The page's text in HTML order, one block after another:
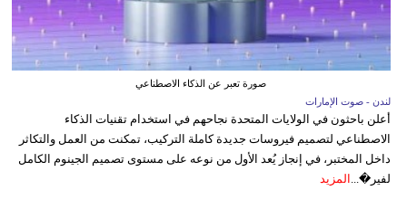
صورة تعبر عن الذكاء الاصطناعي
لندن - صوت الإمارات
أعلن باحثون في الولايات المتحدة نجاحهم في استخدام تقنيات الذكاء
الاصطناعي لتصميم فيروسات جديدة كاملة التركيب، تمكنت من العمل والتكاثر
داخل المختبر، في إنجاز يُعد الأول من نوعه على مستوى تصميم الجينوم الكامل
لفير�...
المزيد